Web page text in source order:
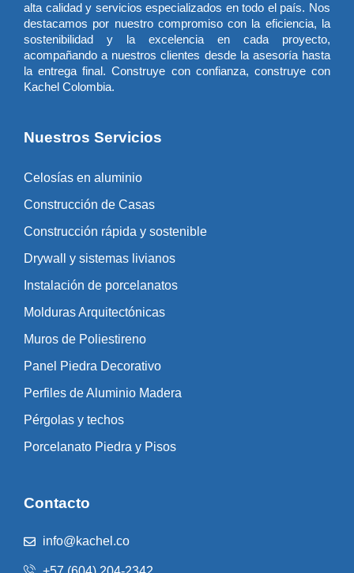
alta calidad y servicios especializados en todo el país. Nos
destacamos por nuestro compromiso con la eficiencia, la
sostenibilidad y la excelencia en cada proyecto,
acompañando a nuestros clientes desde la asesoría hasta
la entrega final. Construye con confianza, construye con
Kachel Colombia.
Nuestros Servicios
Celosías en aluminio
Construcción de Casas
Construcción rápida y sostenible
Drywall y sistemas livianos
Instalación de porcelanatos
Molduras Arquitectónicas
Muros de Poliestireno
Panel Piedra Decorativo
Perfiles de Aluminio Madera
Pérgolas y techos
Porcelanato Piedra y Pisos
Contacto
info@kachel.co